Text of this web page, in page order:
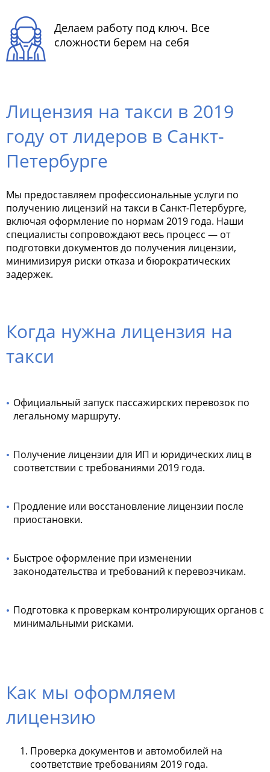
Делаем работу под ключ. Все
сложности берем на себя
Лицензия на такси в 2019
году от лидеров в Санкт-
Петербурге
Мы предоставляем профессиональные услуги по
получению лицензий на такси в Санкт-Петербурге,
включая оформление по нормам 2019 года. Наши
специалисты сопровождают весь процесс — от
подготовки документов до получения лицензии,
минимизируя риски отказа и бюрократических
задержек.
Когда нужна лицензия на
такси
Официальный запуск пассажирских перевозок по
легальному маршруту.
Получение лицензии для ИП и юридических лиц в
соответствии с требованиями 2019 года.
Продление или восстановление лицензии после
приостановки.
Быстрое оформление при изменении
законодательства и требований к перевозчикам.
Подготовка к проверкам контролирующих органов с
минимальными рисками.
Как мы оформляем
лицензию
Проверка документов и автомобилей на
соответствие требованиям 2019 года.